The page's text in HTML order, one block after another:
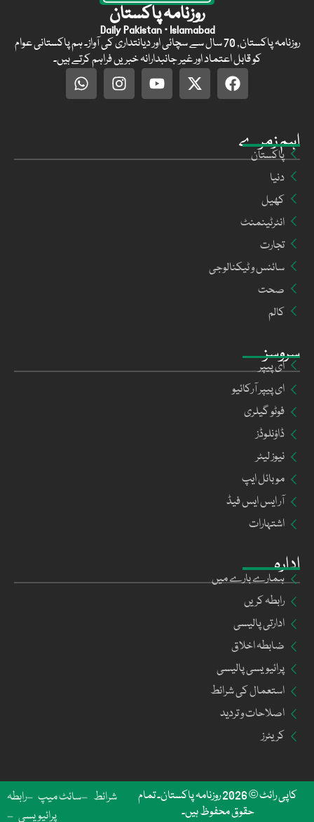
ادارہ
ہمارے بارے میں
رابطہ کریں
ادارتی پالیسی
ضابطہ اخلاق
پرائیویسی پالیسی
استعمال کی شرائط
اصلاحات و تردید
کریئرز
سروسز
ای پیپر
ای پیپر آرکائیو
فوٹو گیلری
ڈاؤنلوڈز
نیوز لیٹر
موبائل ایپ
آر ایس ایس فیڈ
اشتہارات
اہم زمرے
پاکستان
دنیا
کھیل
انٹرٹینمنٹ
تجارت
سائنس و ٹیکنالوجی
صحت
کالم
روزنامہ پاکستان
Daily Pakistan · Islamabad
روزنامہ پاکستان, 70 سال سے سچائی اور دیانتداری کی آواز۔ ہم پاکستانی عوام
کو قابل اعتماد اور غیر جانبدارانہ خبریں فراہم کرتے ہیں۔
رابطہ سائٹ میپ
شرائط
پرائیویسی
کاپی رائٹ © 2026 روزنامہ پاکستان۔ تمام
حقوق محفوظ ہیں۔